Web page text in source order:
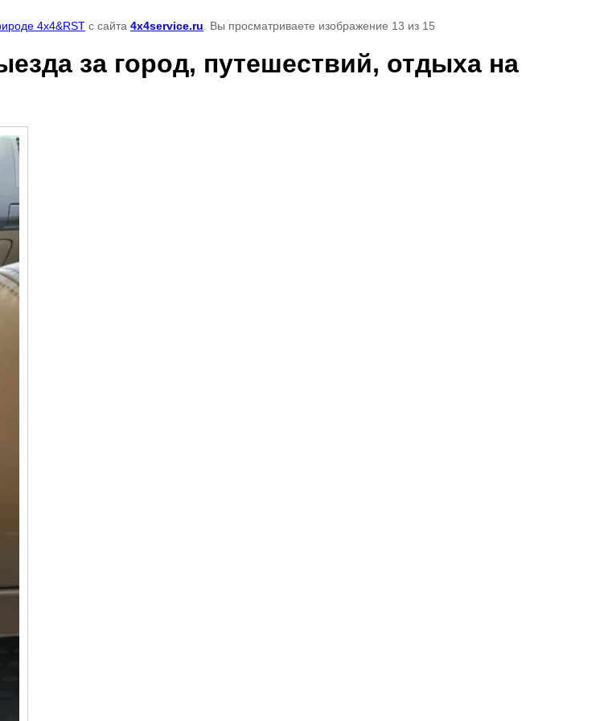
4x4&RST с сайта 4x4service.ru . Вы просматриваете изображение 13 из 15
за город, путешествий, отдыха на